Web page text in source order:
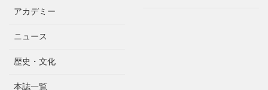
アカデミー
ニュース
歴史・文化
本誌一覧